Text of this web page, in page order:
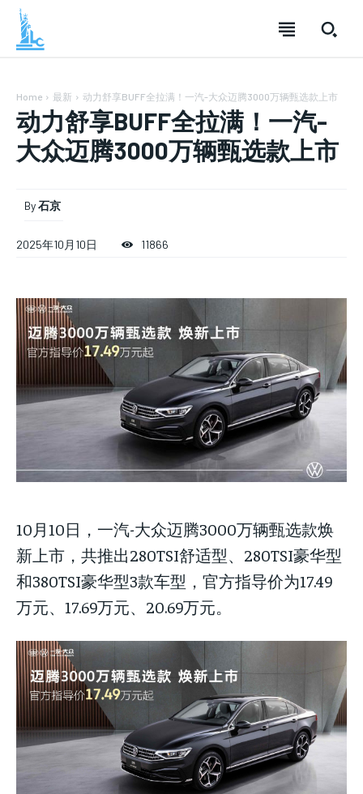
from all across the globe. With any subscription plan,
you get access toexclusive articles
stay ahead of the curve.
Your Profile
NEWS LIFESTYLE PUBLIC OPINION
across the globe. With any subscription plan, you get access
toexclusive articlesthat let you stay ahead of the curve.
Your Profile
NEWS LIFESTYLE PUBLIC OPINION
across the globe. With any subscription plan, you get access
toexclusive articlesthat let you stay ahead of the curve.
Your Profile
NEWS LIFESTYLE PUBLIC OPINION
Home 最新 动力舒享BUFF全拉满！一汽-大众迈腾3000万辆甄选款上市
动力舒享BUFF全拉满！一汽-
大众迈腾3000万辆甄选款上市
By石京
2025年10月10日 11866
10月10日，一汽-大众迈腾3000万辆甄选款焕
新上市，共推出280TSI舒适型、280TSI豪华型
和380TSI豪华型3款车型，官方指导价为17.49
万元、17.69万元、20.69万元。